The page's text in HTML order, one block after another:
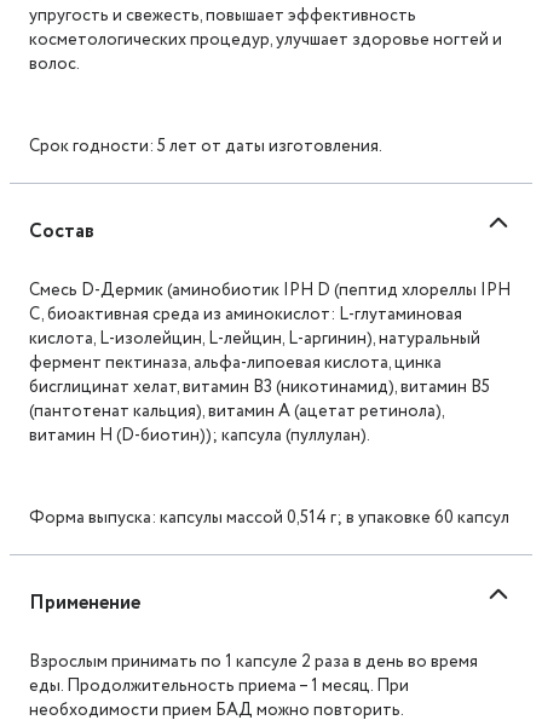
упругость и свежесть, повышает эффективность
косметологических процедур, улучшает здоровье ногтей и
волос.
Срок годности: 5 лет от даты изготовления.
Состав
Смесь D-Дермик (аминобиотик IPH D (пептид хлореллы IPH
C, биоактивная среда из аминокислот: L-глутаминовая
кислота, L-изолейцин, L-лейцин, L-аргинин), натуральный
фермент пектиназа, альфа-липоевая кислота, цинка
бисглицинат хелат, витамин B3 (никотинамид), витамин B5
(пантотенат кальция), витамин A (ацетат ретинола),
витамин H (D-биотин)); капсула (пуллулан).
Форма выпуска: капсулы массой 0,514 г; в упаковке 60 капсул
Применение
Взрослым принимать по 1 капсуле 2 раза в день во время
еды. Продолжительность приема – 1 месяц. При
необходимости прием БАД можно повторить.